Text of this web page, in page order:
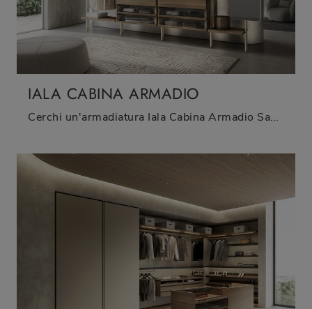
IALA CABINA ARMADIO
Cerchi un'armadiatura Iala Cabina Armadio Sangiacomo? Clicca subito! Gli armadi cabine armadio con ante scorrevoli ti attendono.